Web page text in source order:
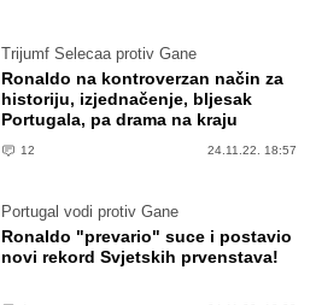
Trijumf Selecaa protiv Gane
Ronaldo na kontroverzan način za
historiju, izjednačenje, bljesak
Portugala, pa drama na kraju
12 24.11.22. 18:57
Portugal vodi protiv Gane
Ronaldo "prevario" suce i postavio
novi rekord Svjetskih prvenstava!